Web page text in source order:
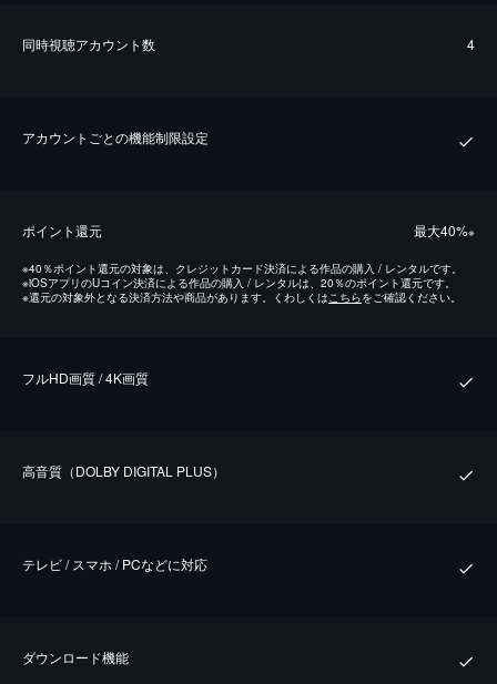
同時視聴アカウント数 4
アカウントごとの機能制限設定
ポイント還元 最⼤40%※
※40％ポイント還元の対象は、クレジットカード決済による作品の購入 / レンタルです。
※iOSアプリのUコイン決済による作品の購入 / レンタルは、20％のポイント還元です。
※還元の対象外となる決済方法や商品があります。くわしくはこちらをご確認ください。
フルHD画質 / 4K画質
⾼⾳質（DOLBY DIGITAL PLUS）
テレビ / スマホ / PCなどに対応
ダウンロード機能